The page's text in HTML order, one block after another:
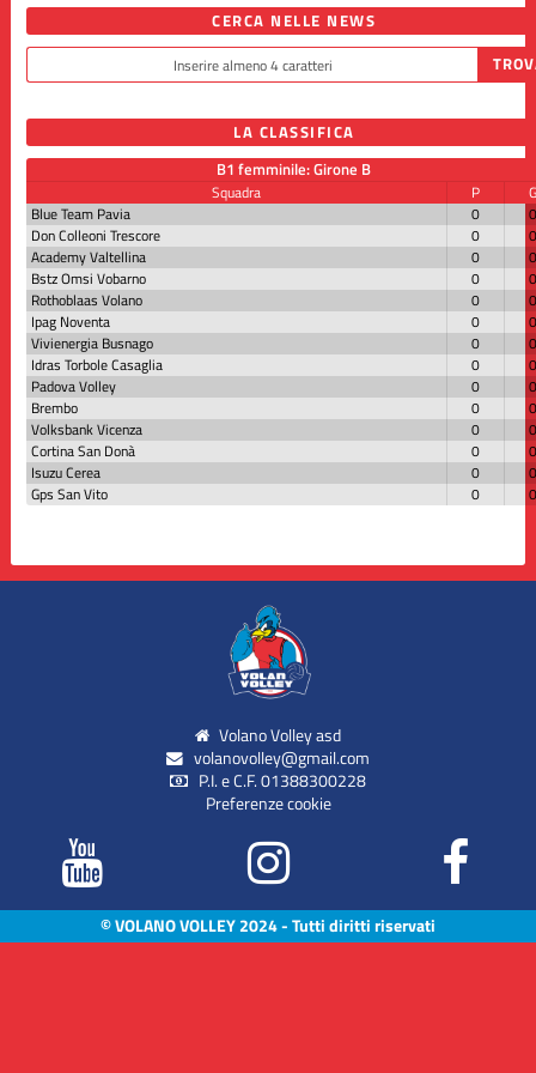
CERCA NELLE NEWS
LA CLASSIFICA
B1 femminile: Girone B
Squadra P
Blue Team Pavia
0
Don Colleoni Trescore
0
Academy Valtellina
0
Bstz Omsi Vobarno
0
Rothoblaas Volano
0
Ipag Noventa
0
Vivienergia Busnago
0
Idras Torbole Casaglia
0
Padova Volley
0
Brembo
0
Volksbank Vicenza
0
Cortina San Donà
0
Isuzu Cerea
0
Gps San Vito
0
Volano Volley asd
volanovolley@gmail.com
P.I. e C.F. 01388300228
Preferenze cookie
© VOLANO VOLLEY 2024 - Tutti diritti riservati